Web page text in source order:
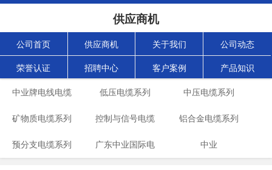
供应商机
公司首页 供应商机 关于我们 公司动态
荣誉认证 招聘中心 客户案例 产品知识
中业牌电线电缆 低压电缆系列 中压电缆系列
矿物质电缆系列 控制与信号电缆
系列
铝合金电缆系列
预分支电缆系列 广东中业国际电 中业